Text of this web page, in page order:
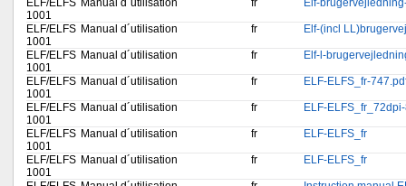
ELF/ELFS
1001
Manual d´utilisation fr Elf-
ELF/ELFS
1001
Manual d´utilisation fr Elf-(incl
ELF/ELFS
1001
Manual d´utilisation fr Elf-l-
ELF/ELFS
1001
Manual d´utilisation fr ELF-ELFS_fr-
ELF/ELFS
1001
Manual d´utilisation fr ELF-
ELF/ELFS
1001
Manual d´utilisation fr ELF-ELFS_fr
ELF/ELFS
1001
Manual d´utilisation fr ELF-ELFS_fr